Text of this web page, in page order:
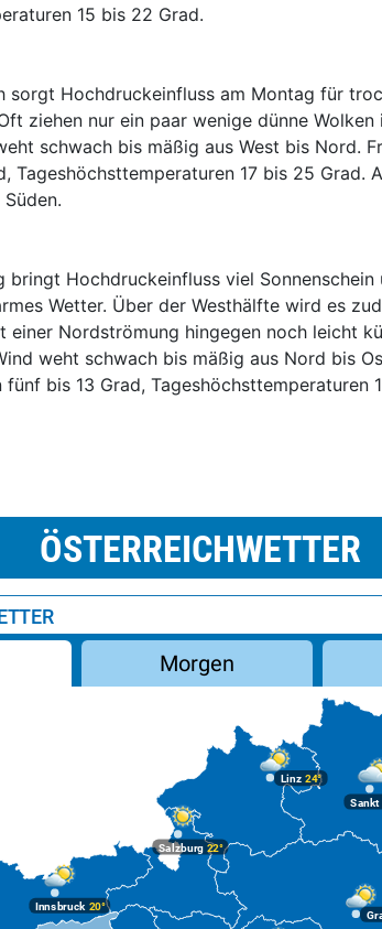
15 bis 22 Grad.
sorgt Hochdruckeinfluss am Montag für
ziehen nur ein paar wenige dünne
schwach bis mäßig aus West bis Nord.
Tageshöchsttemperaturen 17 bis 25 Grad.
bringt Hochdruckeinfluss viel
Wetter. Über der Westhälfte wird es
einer Nordströmung hingegen noch leicht
weht schwach bis mäßig aus Nord bis
fünf bis 13 Grad, Tageshöchsttemperaturen
ÖSTERREICHWETTER
Morgen
Innsbruck20°
Linz 24°
Salzburg22°
Sankt